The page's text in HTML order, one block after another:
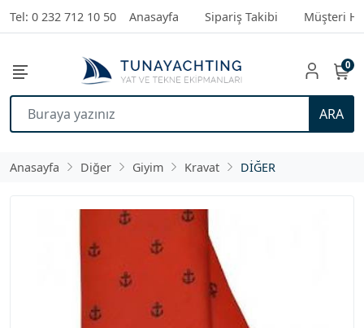
Tel: 0 232 712 10 50 Anasayfa Sipariş Takibi Müşteri
ARA
0
Anasayfa Diğer Giyim Kravat DİĞER